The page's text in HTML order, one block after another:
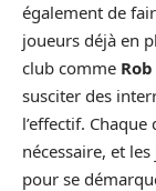
également de
joueurs déjà en
club comme
susciter des
l’effectif.
nécessaire, et
pour se